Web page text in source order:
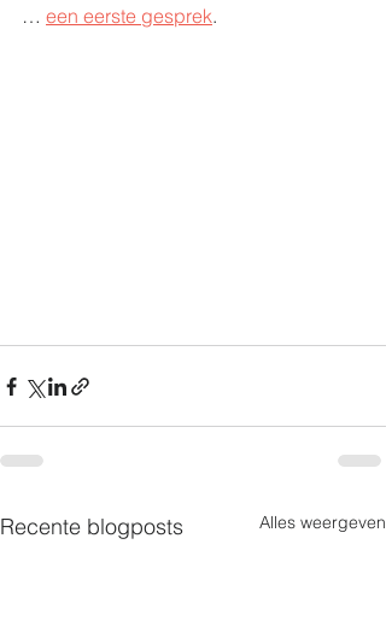
… een eerste gesprek.
Recente blogposts Alles weergeven